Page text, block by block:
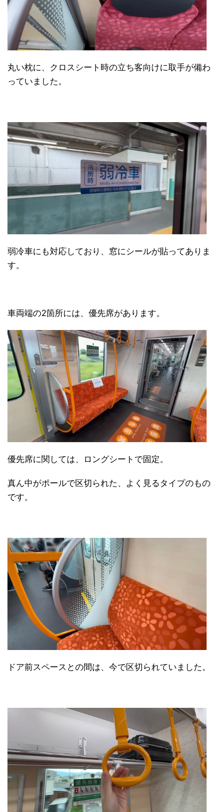
丸い枕に、クロスシート時の立ち客向けに取手が備わ
っていました。
弱冷車にも対応しており、窓にシールが貼ってありま
す。
車両端の2箇所には、優先席があります。
優先席に関しては、ロングシートで固定。
真ん中がポールで区切られた、よく見るタイプのもの
です。
ドア前スペースとの間は、今で区切られていました。